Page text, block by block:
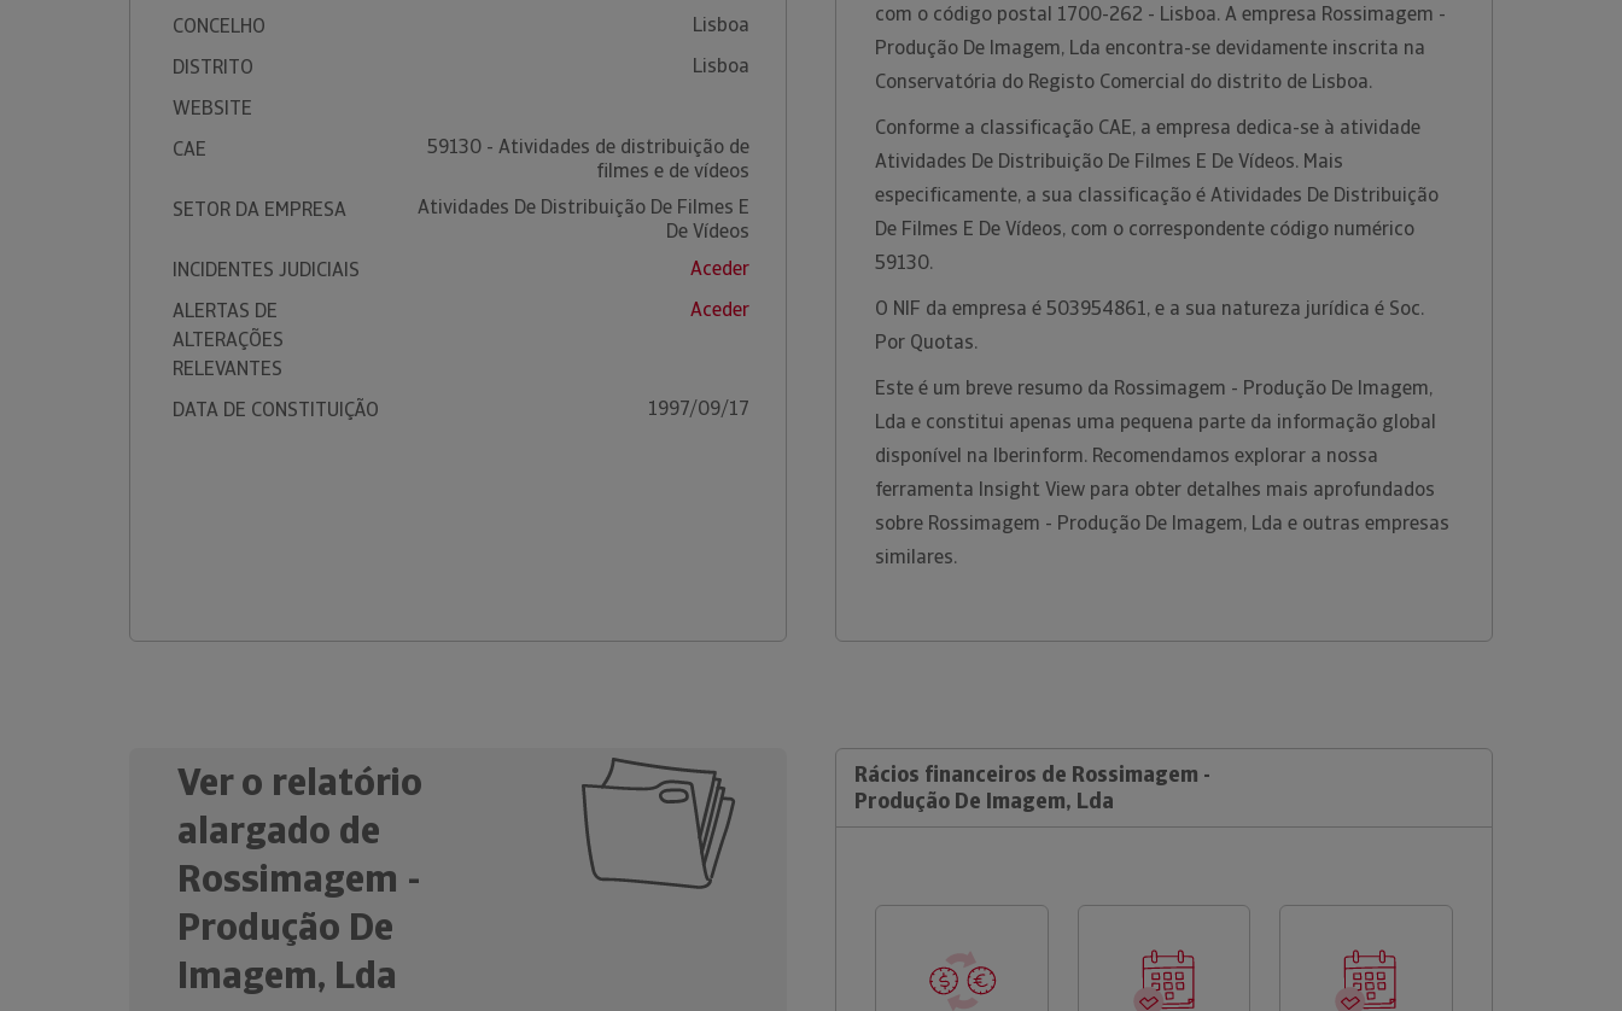
CONCELHO
Lisboa
DISTRITO
Lisboa
WEBSITE
CAE
59130 - Atividades de distribuição de
filmes e de vídeos
SETOR DA EMPRESA
Atividades De Distribuição De Filmes E
De Vídeos
INCIDENTES JUDICIAIS
Aceder
ALERTAS DE
ALTERAÇÕES
RELEVANTES
Aceder
DATA DE CONSTITUIÇÃO 1997/09/17
com o código postal 1700-262 - Lisboa. A empresa Rossimagem -
Produção De Imagem, Lda encontra-se devidamente inscrita na
Conservatória do Registo Comercial do distrito de Lisboa.
Conforme a classificação CAE, a empresa dedica-se à atividade
Atividades De Distribuição De Filmes E De Vídeos. Mais
especificamente, a sua classificação é Atividades De Distribuição
De Filmes E De Vídeos, com o correspondente código numérico
59130.
O NIF da empresa é 503954861, e a sua natureza jurídica é Soc.
Por Quotas.
Este é um breve resumo da Rossimagem - Produção De Imagem,
Lda e constitui apenas uma pequena parte da informação global
disponível na Iberinform. Recomendamos explorar a nossa
ferramenta Insight View para obter detalhes mais aprofundados
sobre Rossimagem - Produção De Imagem, Lda e outras empresas
similares.
Ver o relatório
alargado de
Rossimagem -
Produção De
Imagem, Lda
Rácios financeiros de Rossimagem -
Produção De Imagem, Lda